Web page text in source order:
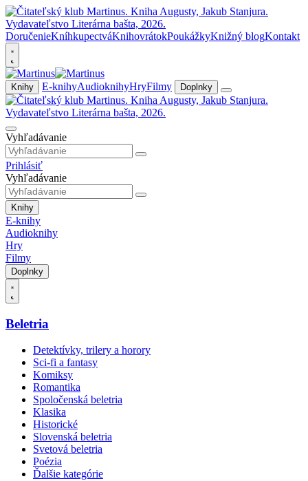
DoručenieKníhkupectváKnihovrátokPoukážkyKnižný blogKontakt
Knihy E-knihyAudioknihyHryFilmy Doplnky
Vyhľadávanie
Prihlásiť
Vyhľadávanie
Knihy
E-knihy
Audioknihy
Hry
Filmy
Doplnky
Beletria
Detektívky, trilery a horory
Sci-fi a fantasy
Komiksy
Romantika
Spoločenská beletria
Klasika
Historické
Slovenská beletria
Svetová beletria
Poézia
Ďalšie kategórie